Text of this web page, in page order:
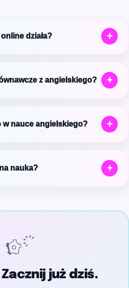
działa? +
W Akademeo zajęcia angielski
na połączeniu lekcji na żywo i
z angielskiego? +
z angielskiego w klasie 1
w nauce angielskiego? +
warto wrócić do podstaw i
nauka? +
już dziś.